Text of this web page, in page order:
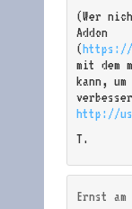
(Wer
Addon
(https://
mit dem
kann,
http://
T.
Ernst am